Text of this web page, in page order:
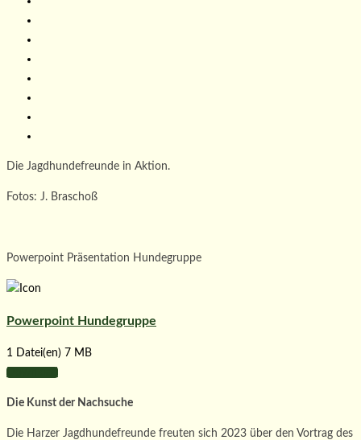
Die Jagdhundefreunde in Aktion.
Fotos: J. Braschoß
Powerpoint Präsentation Hundegruppe
Powerpoint Hundegruppe
1 Datei(en) 7 MB
Download
Die Kunst der Nachsuche
Die Harzer Jagdhundefreunde freuten sich 2023 über den Vortrag des